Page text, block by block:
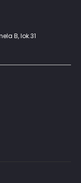
B, lok.31